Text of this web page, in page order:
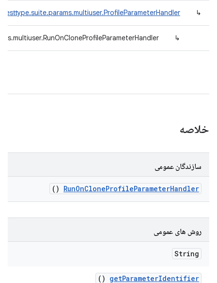
↳
↳
خلاصه
سازندگان عمومی
RunOnCloneProfileParameterHandler
()
روش های عمومی
String
getParameterIdentifier
()